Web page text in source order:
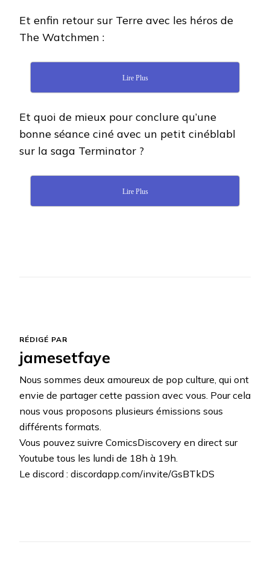
Et enfin retour sur Terre avec les héros de
The Watchmen :
Lire Plus
Et quoi de mieux pour conclure qu’une
bonne séance ciné avec un petit cinéblabl
sur la saga Terminator ?
Lire Plus
RÉDIGÉ PAR
jamesetfaye
Nous sommes deux amoureux de pop culture, qui ont
envie de partager cette passion avec vous. Pour cela
nous vous proposons plusieurs émissions sous
différents formats.
Vous pouvez suivre ComicsDiscovery en direct sur
Youtube tous les lundi de 18h à 19h.
Le discord : discordapp.com/invite/GsBTkDS